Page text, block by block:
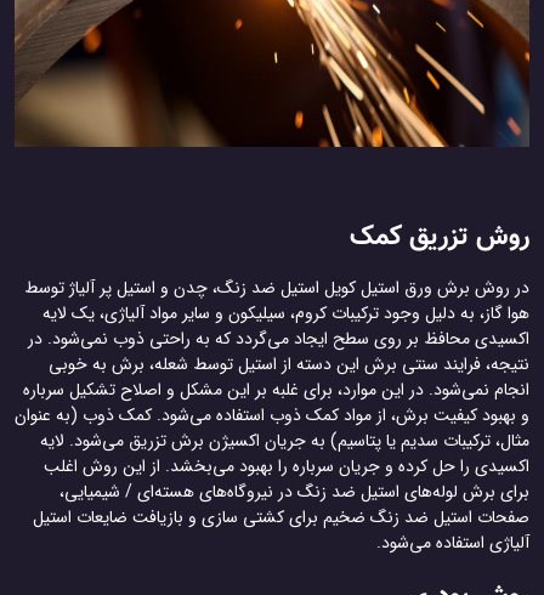
روش تزریق کمک
در روش برش ورق استیل کویل استیل ضد زنگ، چدن و استیل پر آلیاژ توسط
هوا گاز، به دلیل وجود ترکیبات کروم، سیلیکون و سایر مواد آلیاژی، یک لایه‌
اکسیدی محافظ بر روی سطح ایجاد می‌گردد که به راحتی ذوب نمی‌شود. در
نتیجه، فرایند سنتی برش این دسته از استیل توسط شعله، برش به خوبی
انجام نمی‌شود. در این موارد، برای غلبه بر این مشکل و اصلاح تشکیل سرباره
و بهبود کیفیت برش، از مواد کمک ذوب استفاده می‌شود. کمک ذوب (به عنوان
مثال، ترکیبات سدیم یا پتاسیم) به جریان اکسیژن برش تزریق می‌شود. لایه
اکسیدی را حل کرده و جریان سرباره را بهبود می‌بخشد. از این روش اغلب
برای برش لوله‌های استیل ضد زنگ در نیروگاه‌های هسته‌ای / شیمیایی،
صفحات استیل ضد زنگ ضخیم برای کشتی سازی و بازیافت ضایعات استیل
آلیاژی استفاده می‌شود.